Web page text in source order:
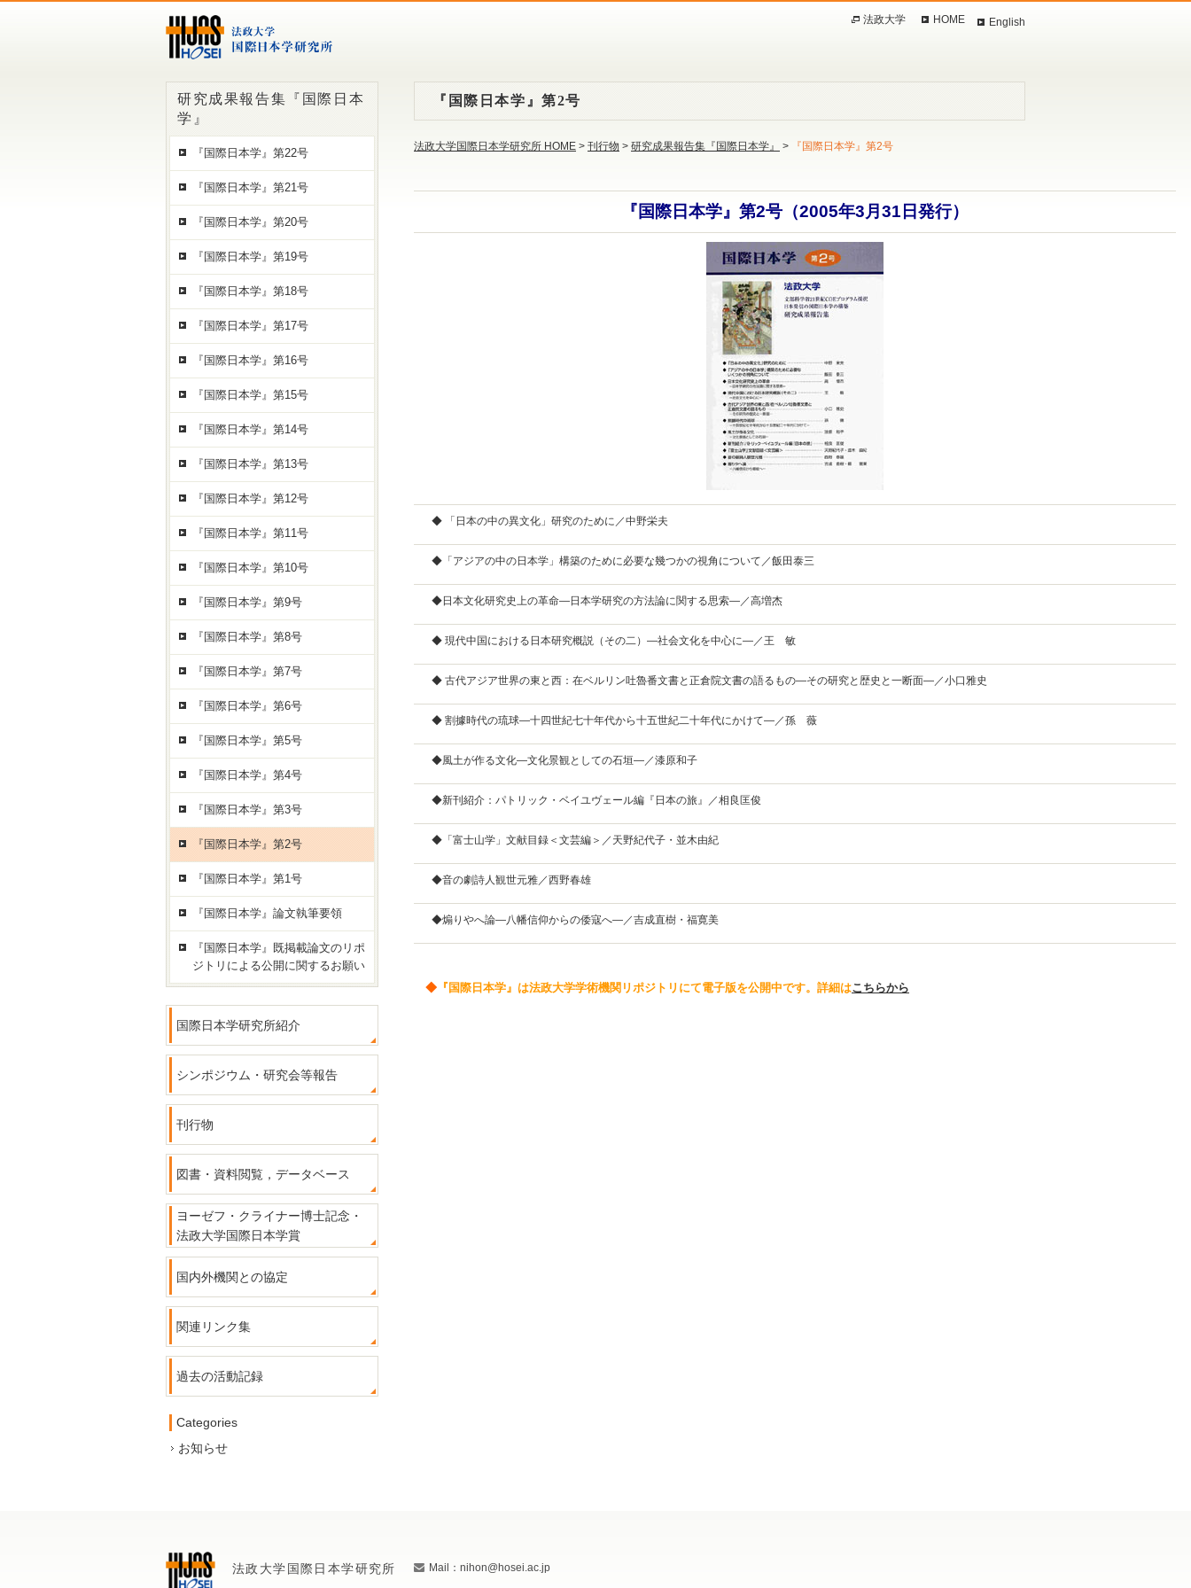
English
法政大学 HOME
『国際日本学』第2号
法政大学国際日本学研究所 HOME > 刊行物 > 研究成果報告集『国際日本学』 > 『国際日本学』第2号
『国際日本学』第2号（2005年3月31日発行）
◆ 「日本の中の異文化」研究のために／中野栄夫
◆「アジアの中の日本学」構築のために必要な幾つかの視角について／飯田泰三
◆日本文化研究史上の革命—日本学研究の方法論に関する思索—／高増杰
◆ 現代中国における日本研究概説（その二）—社会文化を中心に—／王 敏
◆ 古代アジア世界の東と西：在ベルリン吐魯番文書と正倉院文書の語るもの—その研究と歴史と一断面—／小口雅史
◆ 割據時代の琉球—十四世紀七十年代から十五世紀二十年代にかけて—／孫 薇
◆風土が作る文化—文化景観としての石垣—／漆原和子
◆新刊紹介：パトリック・ベイユヴェール編『日本の旅』／相良匡俊
◆「富士山学」文献目録＜文芸編＞／天野紀代子・並木由紀
◆音の劇詩人観世元雅／西野春雄
◆煽りやへ論—八幡信仰からの倭寇へ—／吉成直樹・福寛美
◆ 『国際日本学』は法政大学学術機関リポジトリにて電子版を公開中です。詳細はこちらから
研究成果報告集『国際日本
学』
『国際日本学』第22号
『国際日本学』第21号
『国際日本学』第20号
『国際日本学』第19号
『国際日本学』第18号
『国際日本学』第17号
『国際日本学』第16号
『国際日本学』第15号
『国際日本学』第14号
『国際日本学』第13号
『国際日本学』第12号
『国際日本学』第11号
『国際日本学』第10号
『国際日本学』第9号
『国際日本学』第8号
『国際日本学』第7号
『国際日本学』第6号
『国際日本学』第5号
『国際日本学』第4号
『国際日本学』第3号
『国際日本学』第2号
『国際日本学』第1号
『国際日本学』論文執筆要領
『国際日本学』既掲載論文のリポ
ジトリによる公開に関するお願い
国際日本学研究所紹介
シンポジウム・研究会等報告
刊行物
図書・資料閲覧，データベース
ヨーゼフ・クライナー博士記念・
法政大学国際日本学賞
国内外機関との協定
関連リンク集
過去の活動記録
Categories
お知らせ
法政大学国際日本学研究所 Mail：nihon@hosei.ac.jp